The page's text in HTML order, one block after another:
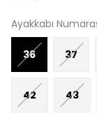
Ayakkabı
36 37
42 43